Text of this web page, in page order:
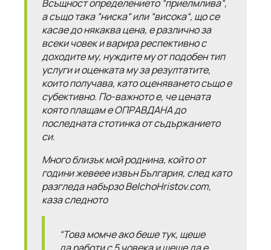
Всъщност определението “приелмлива“,
а също така “ниска“ или “висока“, що се
касае до някаква цена, е различно за
всеки човек и варира респективно с
доходите му, нуждите му от подобен тип
услуги и оценката му за резултатите,
които получава, като оценяването също е
субективно. По-важното е, че цената
която плащам е ОПРАВДАНА до
последната стотинка от съдържанието
си.
Много близък мой роднина, който от
години жевеее извън България, след като
разгледа набързоBelchoHristov.com,
каза следното
“Това момче ако беше тук, щеше